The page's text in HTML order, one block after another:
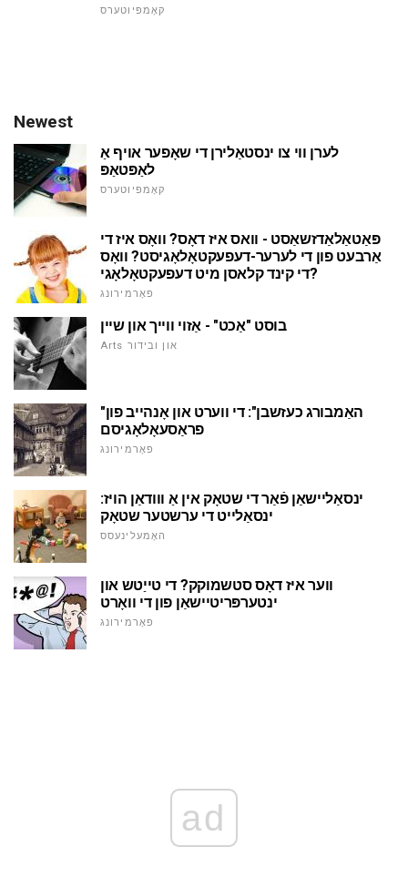
קאָמפּיוטערס
Newest
לערן ווי צו ינסטאַלירן די שאָפער אויף אַ
לאַפּטאַפּ
קאָמפּיוטערס
פּאַטאַלאַדזשאַסט - וואס איז דאָס? וואָס איז די
אַרבעט פון די לערער-דעפעקטאָלאָגיסט? וואָס
די קינד קלאסן מיט דעפעקטאָלאָגי?
פאָרמירונג
בוסט "אַכט" - אַזוי ווייך און שיין
Arts און ובידור
"האַמבורג כעזשבן": די ווערט און אָנהייב פון
פראַסעאָלאָגיסם
פאָרמירונג
ינסאַליישאַן פֿאַר די שטאָק אין אַ ווודאַן הויז:
ינסאַלייט די ערשטער שטאָק
האָמעלינעסס
ווער איז דאָס סטשמוקק? די טייַטש און
ינטערפּריטיישאַן פון די וואָרט
פאָרמירונג
ad